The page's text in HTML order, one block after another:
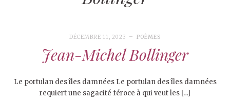
DÉCEMBRE 11, 2023 POÈMES
Jean-Michel Bollinger
Le portulan des îles damnées Le portulan des îles damnées
requiert une sagacité féroce à qui veut les […]